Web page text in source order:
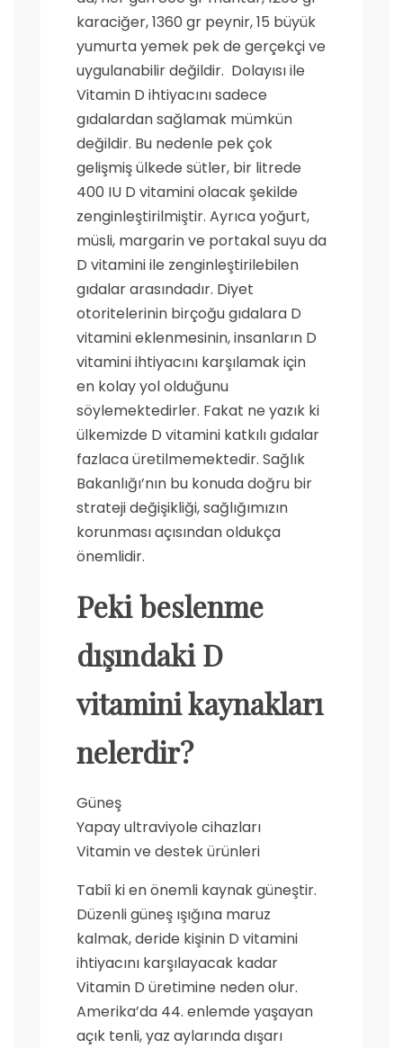
karaciğer, 1360 gr peynir, 15 büyük
yumurta yemek pek de gerçekçi ve
uygulanabilir değildir. Dolayısı ile
Vitamin D ihtiyacını sadece
gıdalardan sağlamak mümkün
değildir. Bu nedenle pek çok
gelişmiş ülkede sütler, bir litrede
400 IU D vitamini olacak şekilde
zenginleştirilmiştir. Ayrıca yoğurt,
müsli, margarin ve portakal suyu da
D vitamini ile zenginleştirilebilen
gıdalar arasındadır. Diyet
otoritelerinin birçoğu gıdalara D
vitamini eklenmesinin, insanların D
vitamini ihtiyacını karşılamak için
en kolay yol olduğunu
söylemektedirler. Fakat ne yazık ki
ülkemizde D vitamini katkılı gıdalar
fazlaca üretilmemektedir. Sağlık
Bakanlığı’nın bu konuda doğru bir
strateji değişikliği, sağlığımızın
korunması açısından oldukça
önemlidir.
Peki beslenme
dışındaki D
vitamini kaynakları
nelerdir?
Güneş
Yapay ultraviyole cihazları
Vitamin ve destek ürünleri
Tabiî ki en önemli kaynak güneştir.
Düzenli güneş ışığına maruz
kalmak, deride kişinin D vitamini
ihtiyacını karşılayacak kadar
Vitamin D üretimine neden olur.
Amerika’da 44. enlemde yaşayan
açık tenli, yaz aylarında dışarı